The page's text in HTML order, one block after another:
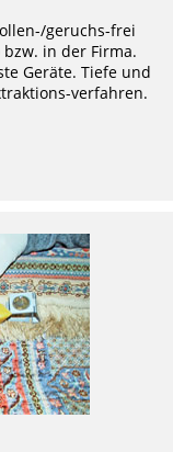
geruchs-frei
in der Firma.
Geräte. Tiefe und
verfahren.